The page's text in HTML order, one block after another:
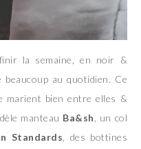
la semaine, en noir &
au quotidien. Ce
marient bien entre elles &
manteau Ba&sh
, un col
Standards , des bottines